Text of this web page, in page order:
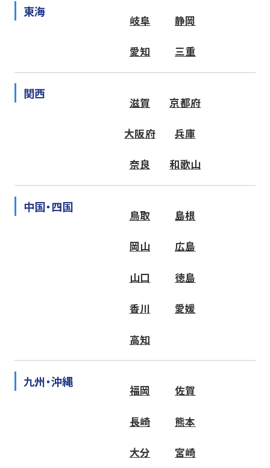
東海
岐阜 静岡
愛知 三重
関西
滋賀 京都府
大阪府 兵庫
奈良 和歌山
中国・四国
鳥取 島根
岡山 広島
山口 徳島
香川 愛媛
高知
九州・沖縄
福岡 佐賀
長崎 熊本
大分 宮崎